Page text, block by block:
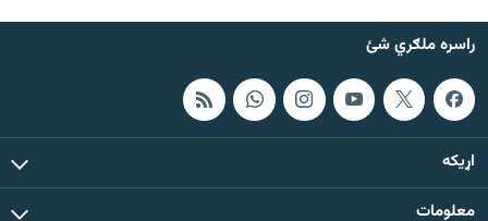
راسره ملګري شئ
اړيکه
معلومات